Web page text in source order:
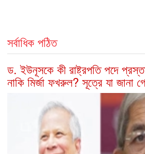
সর্বাধিক পঠিত
ড. ইউনূসকে কী রাষ্ট্রপতি পদে
নাকি মির্জা ফখরুল? সূত্রে যা জানা